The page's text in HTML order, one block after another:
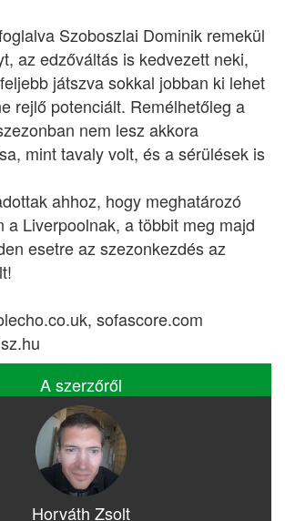
Szoboszlai Dominik remekül
az edzőváltás is kedvezett neki,
játszva sokkal jobban ki lehet
rejlő potenciált. Remélhetőleg a
nem lesz akkora
mint tavaly volt, és a sérülések is
ahhoz, hogy meghatározó
a Liverpoolnak, a többit meg majd
esetre az szezonkezdés az
sofascore.com
A szerzőről
Horváth Zsolt